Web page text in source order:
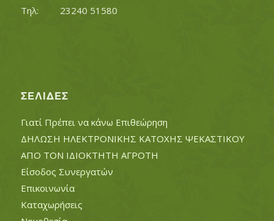
Τηλ:		23240 51580
ΣΕΛΊΔΕΣ
Γιατί Πρέπει να κάνω Επιθεώρηση
ΔΗΛΩΣΗ ΗΛΕΚΤΡΟΝΙΚΗΣ ΚΑΤΟΧΗΣ ΨΕΚΑΣΤΙΚΟΥ
ΑΠΟ ΤΟΝ ΙΔΙΟΚΤΗΤΗ ΑΓΡΟΤΗ
Είσοδος Συνεργατών
Επικοινωνία
Καταχωρήσεις